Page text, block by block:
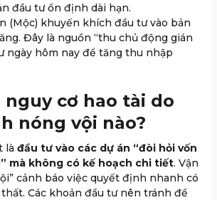
đầu tư ổn định dài hạn.
(Mộc) khuyến khích đầu tư vào bản
Đây là nguồn “thu chủ động gián
ngày hôm nay để tăng thu nhập
nguy cơ hao tài do
nóng vội nào?
là đầu tư vào các dự án “đòi hỏi vốn
mà không có kế hoạch chi tiết. Vận
cảnh báo việc quyết định nhanh có
Các khoản đầu tư nên tránh để